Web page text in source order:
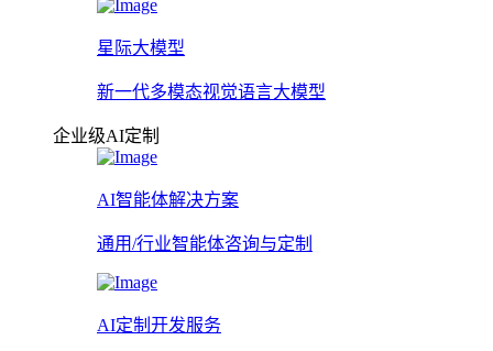
星际大模型
新一代多模态视觉语言大模型
企业级AI定制
AI智能体解决方案
通用/行业智能体咨询与定制
AI定制开发服务